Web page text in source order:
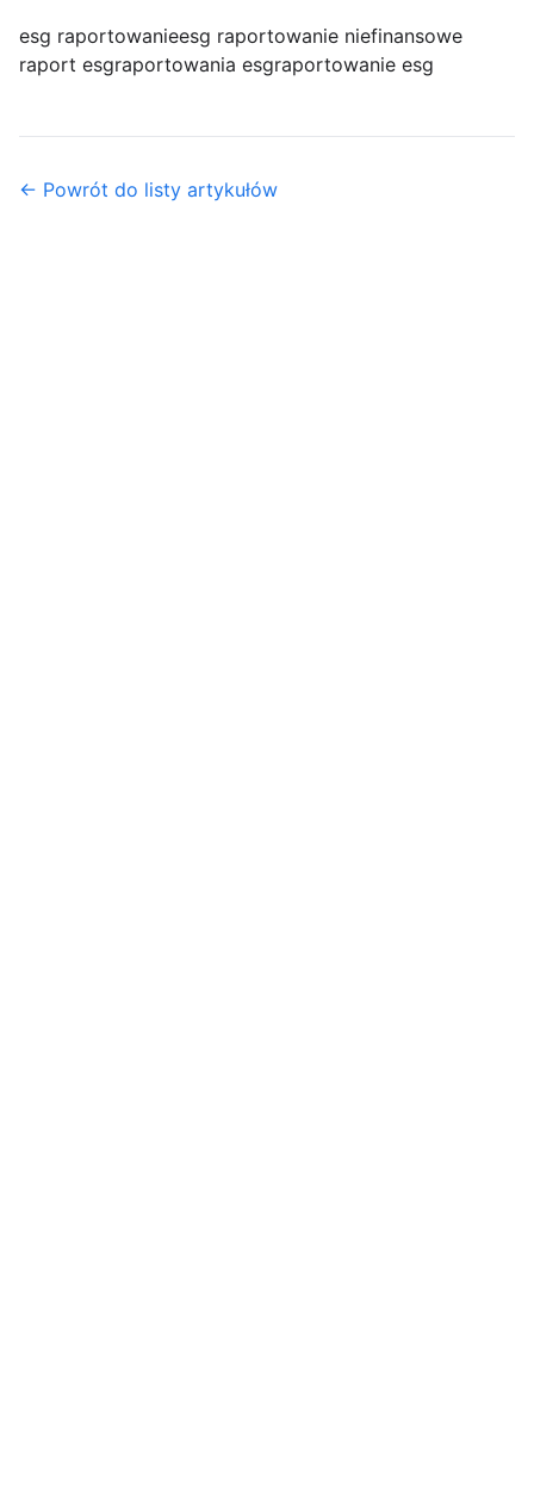
esg raportowanieesg raportowanie niefinansowe
raport esgraportowania esgraportowanie esg
← Powrót do listy artykułów